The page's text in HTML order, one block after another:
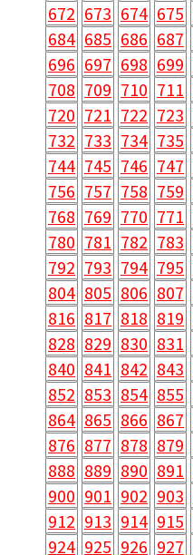
672 673 674 675
684 685 686 687
696 697 698 699
708 709 710 711
720 721 722 723
732 733 734 735
744 745 746 747
756 757 758 759
768 769 770 771
780 781 782 783
792 793 794 795
804 805 806 807
816 817 818 819
828 829 830 831
840 841 842 843
852 853 854 855
864 865 866 867
876 877 878 879
888 889 890 891
900 901 902 903
912 913 914 915
924 925 926 927